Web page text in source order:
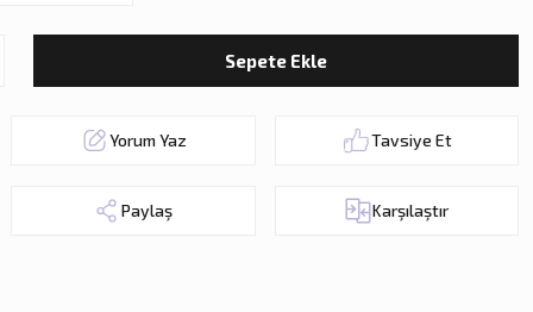
Sepete Ekle
Yorum Yaz Tavsiye Et
Paylaş Karşılaştır